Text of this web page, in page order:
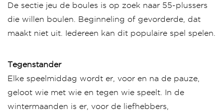
De sectie jeu de boules is op zoek naar 55-plussers
die willen boulen. Beginneling of gevorderde, dat
maakt niet uit. Iedereen kan dit populaire spel spelen.
Tegenstander
Elke speelmiddag wordt er, voor en na de pauze,
geloot wie met wie en tegen wie speelt. In de
wintermaanden is er, voor de liefhebbers,